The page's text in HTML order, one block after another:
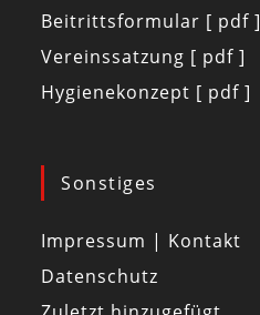
Beitrittsformular [ pdf ]
Vereinssatzung [ pdf ]
Hygienekonzept [ pdf ]
Sonstiges
Impressum | Kontakt
Datenschutz